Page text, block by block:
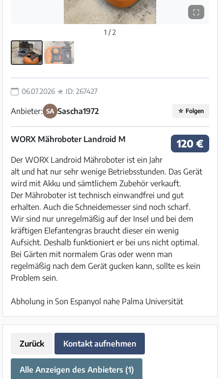
⛶
1 / 2
06.07.2026 ID: 267427
Anbieter: SA Sascha1972 ☆ Folgen
120 €
WORX Mähroboter Landroid M
Der WORX Landroid Mähroboter ist ein Jahr
alt und hat nur sehr wenige Betriebsstunden. Das Gerät
wird mit Akku und sämtlichem Zubehör verkauft.
Der Mähroboter ist technisch einwandfrei und gut
erhalten. Auch die Schneidemesser sind noch scharf.
Wir sind nur unregelmäßig auf der Insel und bei dem
kräftigen Elefantengras braucht dieser ein wenig
Aufsicht. Deshalb funktioniert er bei uns nicht optimal.
Bei Gärten mit normalem Gras oder wenn man
regelmäßig nach dem Gerät gucken kann, sollte es kein
Problem sein.
Abholung in Son Espanyol nahe Palma Universität
Zurück Kontakt aufnehmen
Alle Anzeigen des Anbieters (1)